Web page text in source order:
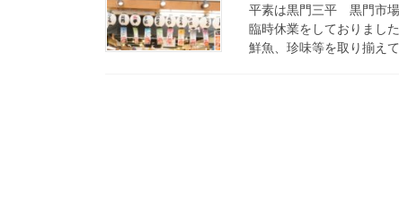
平素は黒門三平 黒門市場
臨時休業をしておりまし
鮮魚、珍味等を取り揃え